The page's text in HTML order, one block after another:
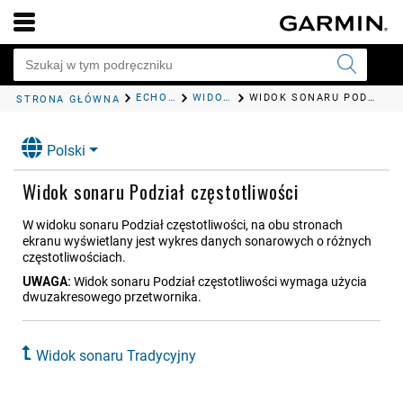
STRONA GŁÓWNA ECHOSONDA FISHFINDER WIDOK SONARU TRADYCYJNY WIDOK SONARU PODZIAŁ CZĘSTOTLIWOŚCI
Polski
Widok sonaru Podział częstotliwości
W widoku sonaru Podział częstotliwości, na obu stronach
ekranu wyświetlany jest wykres danych sonarowych o różnych
częstotliwościach.
UWAGA: Widok sonaru Podział częstotliwości wymaga użycia
dwuzakresowego przetwornika.
Widok sonaru Tradycyjny